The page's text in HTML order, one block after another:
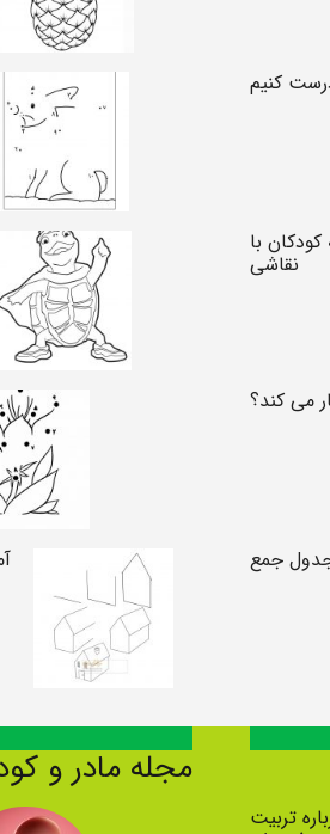
کنیم
با
نقاشی
می کند؟
جمع
تربیت
مجله مادر و